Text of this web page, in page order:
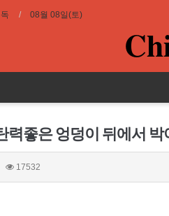
08월 08일(토)
력좋은 엉덩이 뒤에서
17532